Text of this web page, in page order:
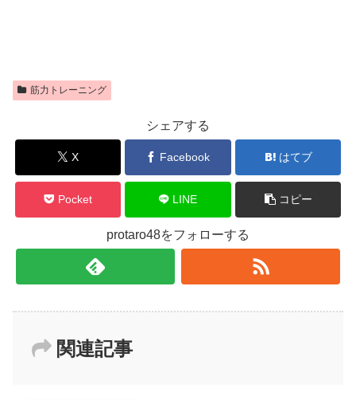
筋力トレーニング
シェアする
X Facebook はてブ
Pocket LINE コピー
protaro48をフォローする
関連記事